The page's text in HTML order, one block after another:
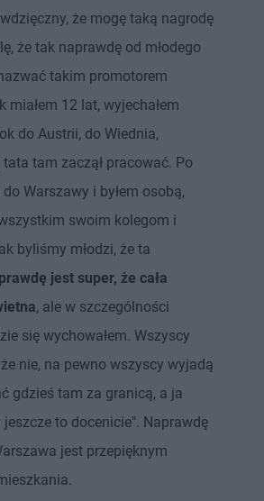
że mogę taką nagrodę
że tak naprawdę od młodego
takim promotorem
miałem 12 lat, wyjechałem
do Austrii, do Wiednia,
tam zaczął pracować. Po
Warszawy i byłem osobą,
swoim kolegom i
byliśmy młodzi, że ta
jest super, że cała
, ale w szczególności
się wychowałem. Wszyscy
nie, na pewno wszyscy wyjadą
gdzieś tam za granicą, a ja
jeszcze to docenicie". Naprawdę
jest przepięknym